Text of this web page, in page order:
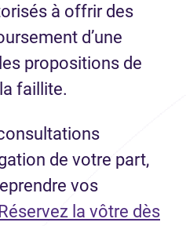
à offrir des
d’une
propositions de
faillite.
de votre part,
vos
la vôtre dès